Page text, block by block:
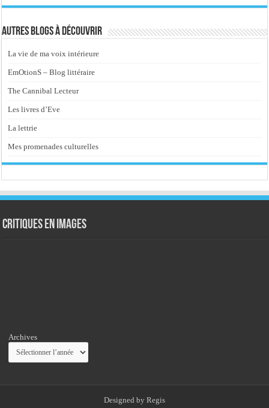
Autres blogs à découvrir
La vie de ma voix intérieure
EmOtionS – Blog littéraire
The Cannibal Lecteur
Les livres d’Eve
La lettrie
Mes promenades culturelles
Critiques en images
Archives
Designed by Regis